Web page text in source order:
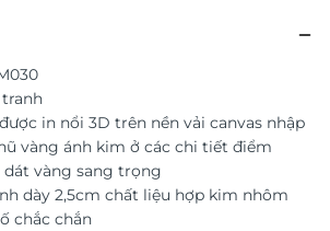
in nổi 3D trên nền vải canvas nhập
vàng ánh kim ở các chi tiết điểm
dát vàng sang trọng
dày 2,5cm chất liệu hợp kim nhôm
chắc chắn